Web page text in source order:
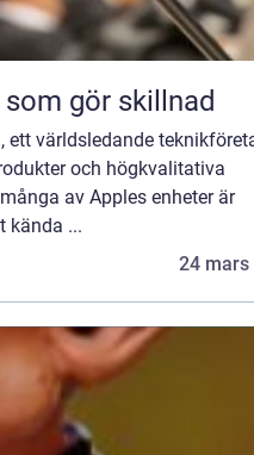
möten som gör skillnad
ett världsledande
och högkvalitativa
av Apples enheter är
kända ...
24 mars